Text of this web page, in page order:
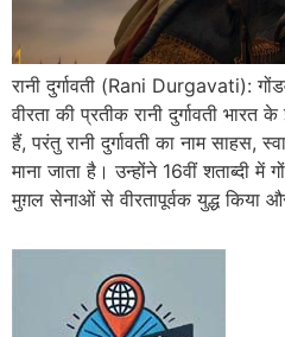
रानी दुर्गावती (Rani Durgavati):
वीरता की प्रतीक रानी दुर्गावती भारत
हैं, परंतु रानी दुर्गावती का नाम साहस,
माना जाता है। उन्होंने 16वीं शताब्दी में
मुग़ल सेनाओं से वीरतापूर्वक युद्ध किया